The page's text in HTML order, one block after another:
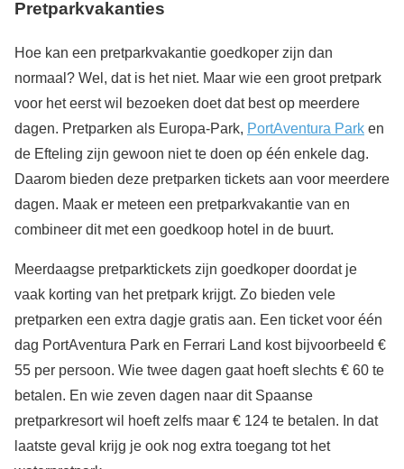
Pretparkvakanties
Hoe kan een pretparkvakantie goedkoper zijn dan
normaal? Wel, dat is het niet. Maar wie een groot pretpark
voor het eerst wil bezoeken doet dat best op meerdere
dagen. Pretparken als Europa-Park, PortAventura Park en
de Efteling zijn gewoon niet te doen op één enkele dag.
Daarom bieden deze pretparken tickets aan voor meerdere
dagen. Maak er meteen een pretparkvakantie van en
combineer dit met een goedkoop hotel in de buurt.
Meerdaagse pretparktickets zijn goedkoper doordat je
vaak korting van het pretpark krijgt. Zo bieden vele
pretparken een extra dagje gratis aan. Een ticket voor één
dag PortAventura Park en Ferrari Land kost bijvoorbeeld €
55 per persoon. Wie twee dagen gaat hoeft slechts € 60 te
betalen. En wie zeven dagen naar dit Spaanse
pretparkresort wil hoeft zelfs maar € 124 te betalen. In dat
laatste geval krijg je ook nog extra toegang tot het